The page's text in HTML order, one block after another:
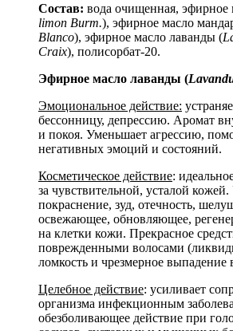
Состав: вода очищенная, эфирное
limon Burm.), эфирное масло
Blanco), эфирное масло лаванды (
Craix), полисорбат-20.
Эфирное масло лаванды (
Эмоциональное действие:
бессонницу, депрессию. Аромат
и покоя. Уменьшает агрессию,
негативных эмоций и состояний.
Косметическое действие:
за чувствительной, усталой
покраснение, зуд, отечность,
освежающее, обновляющее,
на клетки кожи. Прекрасное
поврежденными волосами
ломкость и чрезмерное выпадение
Целебное действие: усиливает
организма инфекционным
обезболивающее действие при